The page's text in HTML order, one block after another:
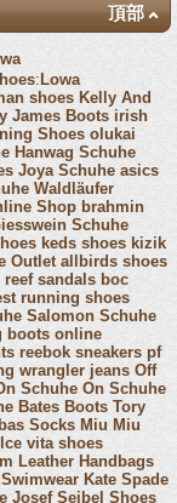
頂部
:Lowa
shoes Kelly And
James Boots irish
Shoes olukai
Hanwag Schuhe
Joya Schuhe asics
Waldläufer
Shop brahmin
Schuhe
keds shoes kizik
Outlet allbirds shoes
reef sandals boc
running shoes
Salomon Schuhe
boots online
reebok sneakers pf
wrangler jeans Off
Schuhe On Schuhe
Bates Boots Tory
Socks Miu Miu
vita shoes
Leather Handbags
Kate Spade
Josef Seibel Shoes